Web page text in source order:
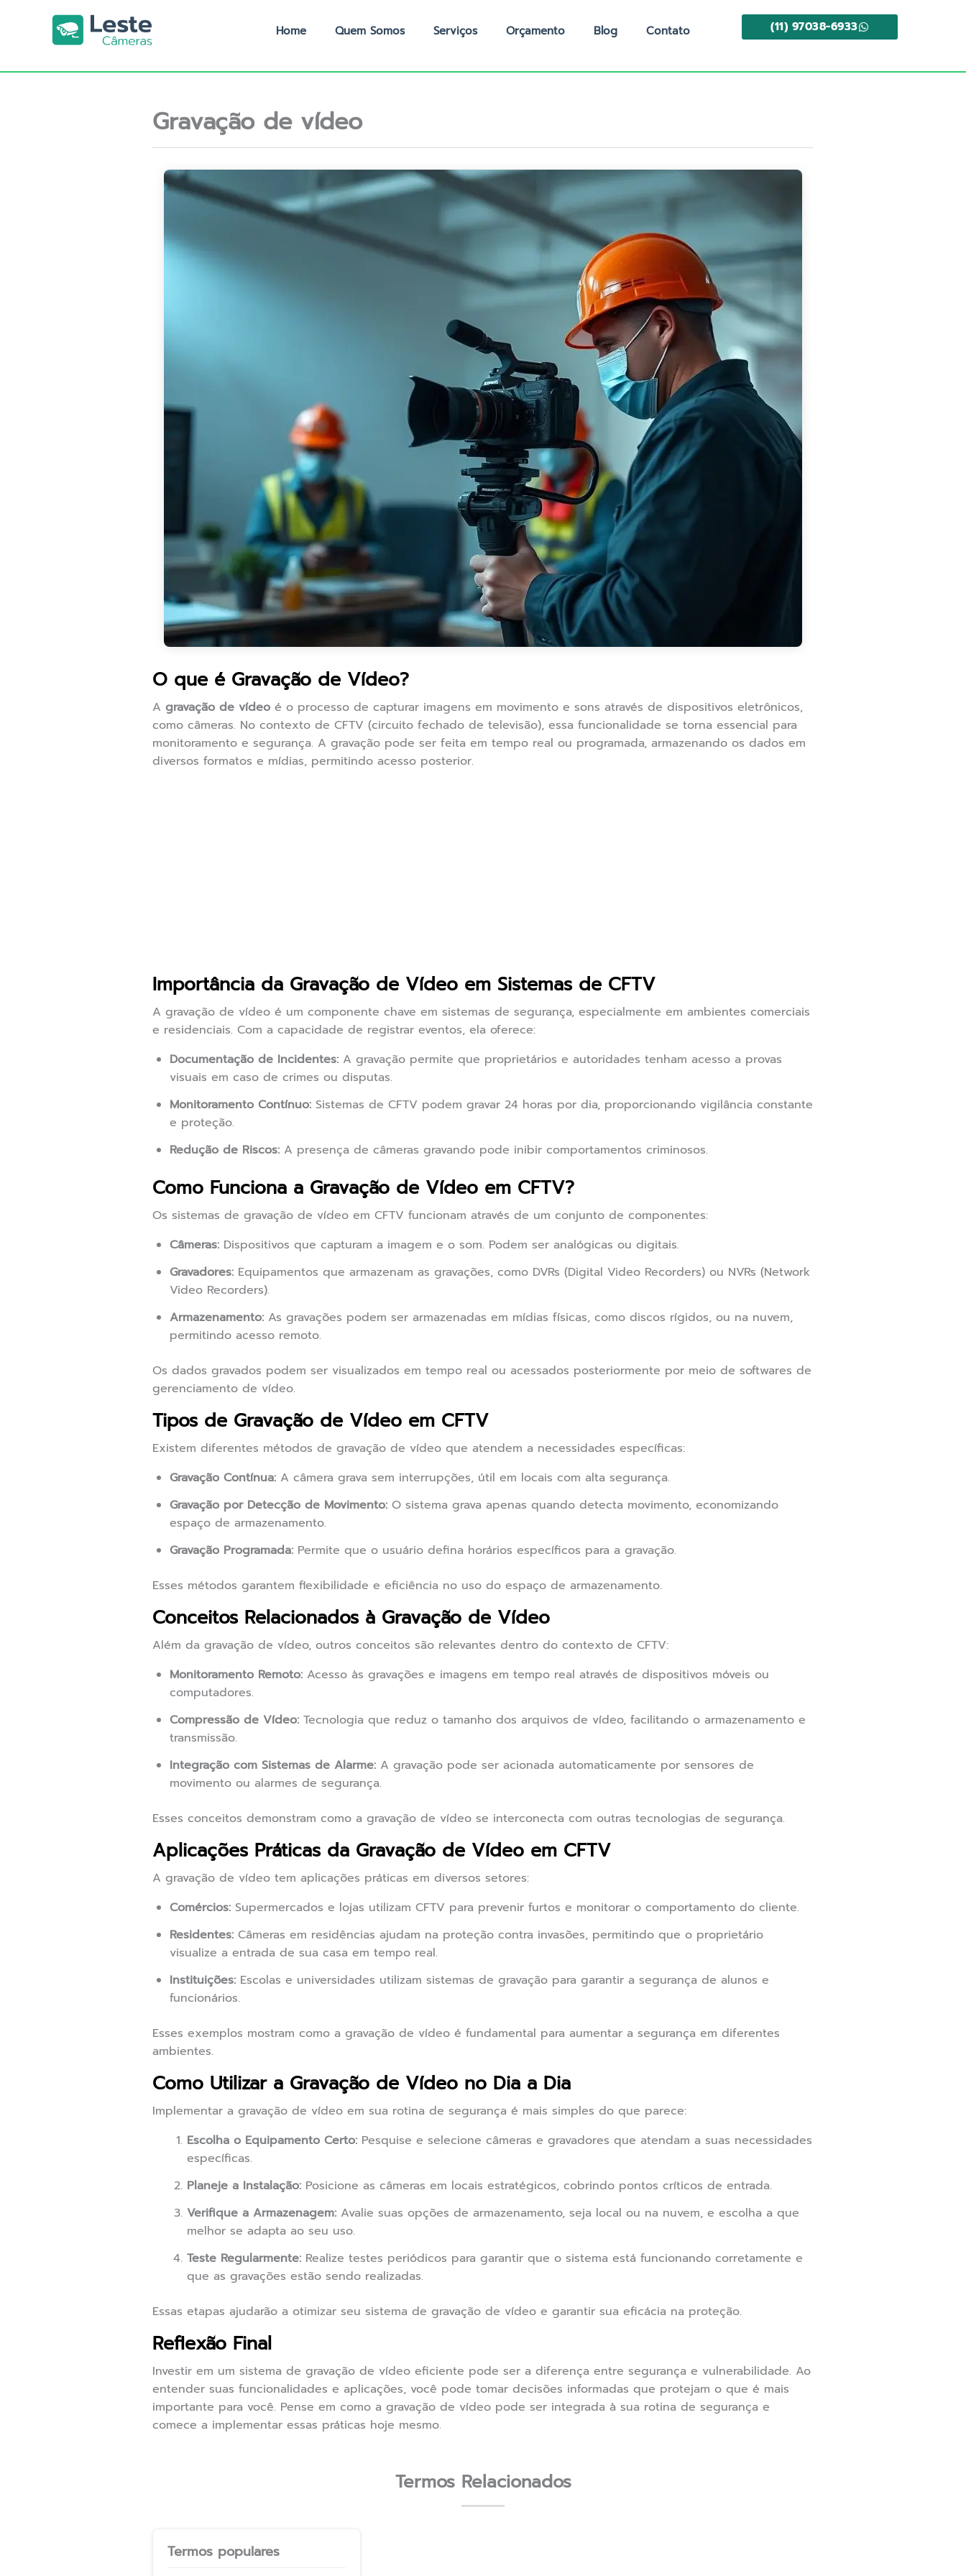
Home Quem Somos Serviços Orçamento Blog Contato (11) 97038-6933
Gravação de vídeo
O que é Gravação de Vídeo?
A gravação de vídeo é o processo de capturar imagens em movimento e sons através de dispositivos eletrônicos,
como câmeras. No contexto de CFTV (circuito fechado de televisão), essa funcionalidade se torna essencial para
monitoramento e segurança. A gravação pode ser feita em tempo real ou programada, armazenando os dados em
diversos formatos e mídias, permitindo acesso posterior.
Importância da Gravação de Vídeo em Sistemas de CFTV
A gravação de vídeo é um componente chave em sistemas de segurança, especialmente em ambientes comerciais
e residenciais. Com a capacidade de registrar eventos, ela oferece:
Documentação de Incidentes: A gravação permite que proprietários e autoridades tenham acesso a provas
visuais em caso de crimes ou disputas.
Monitoramento Contínuo: Sistemas de CFTV podem gravar 24 horas por dia, proporcionando vigilância constante
e proteção.
Redução de Riscos: A presença de câmeras gravando pode inibir comportamentos criminosos.
Como Funciona a Gravação de Vídeo em CFTV?
Os sistemas de gravação de vídeo em CFTV funcionam através de um conjunto de componentes:
Câmeras: Dispositivos que capturam a imagem e o som. Podem ser analógicas ou digitais.
Gravadores: Equipamentos que armazenam as gravações, como DVRs (Digital Video Recorders) ou NVRs (Network
Video Recorders).
Armazenamento: As gravações podem ser armazenadas em mídias físicas, como discos rígidos, ou na nuvem,
permitindo acesso remoto.
Os dados gravados podem ser visualizados em tempo real ou acessados posteriormente por meio de softwares de
gerenciamento de vídeo.
Tipos de Gravação de Vídeo em CFTV
Existem diferentes métodos de gravação de vídeo que atendem a necessidades específicas:
Gravação Contínua: A câmera grava sem interrupções, útil em locais com alta segurança.
Gravação por Detecção de Movimento: O sistema grava apenas quando detecta movimento, economizando
espaço de armazenamento.
Gravação Programada: Permite que o usuário defina horários específicos para a gravação.
Esses métodos garantem flexibilidade e eficiência no uso do espaço de armazenamento.
Conceitos Relacionados à Gravação de Vídeo
Além da gravação de vídeo, outros conceitos são relevantes dentro do contexto de CFTV:
Monitoramento Remoto: Acesso às gravações e imagens em tempo real através de dispositivos móveis ou
computadores.
Compressão de Vídeo: Tecnologia que reduz o tamanho dos arquivos de vídeo, facilitando o armazenamento e
transmissão.
Integração com Sistemas de Alarme: A gravação pode ser acionada automaticamente por sensores de
movimento ou alarmes de segurança.
Esses conceitos demonstram como a gravação de vídeo se interconecta com outras tecnologias de segurança.
Aplicações Práticas da Gravação de Vídeo em CFTV
A gravação de vídeo tem aplicações práticas em diversos setores:
Comércios: Supermercados e lojas utilizam CFTV para prevenir furtos e monitorar o comportamento do cliente.
Residentes: Câmeras em residências ajudam na proteção contra invasões, permitindo que o proprietário
visualize a entrada de sua casa em tempo real.
Instituições: Escolas e universidades utilizam sistemas de gravação para garantir a segurança de alunos e
funcionários.
Esses exemplos mostram como a gravação de vídeo é fundamental para aumentar a segurança em diferentes
ambientes.
Como Utilizar a Gravação de Vídeo no Dia a Dia
Implementar a gravação de vídeo em sua rotina de segurança é mais simples do que parece:
Escolha o Equipamento Certo: Pesquise e selecione câmeras e gravadores que atendam a suas necessidades
específicas.
Planeje a Instalação: Posicione as câmeras em locais estratégicos, cobrindo pontos críticos de entrada.
Verifique a Armazenagem: Avalie suas opções de armazenamento, seja local ou na nuvem, e escolha a que
melhor se adapta ao seu uso.
Teste Regularmente: Realize testes periódicos para garantir que o sistema está funcionando corretamente e
que as gravações estão sendo realizadas.
Essas etapas ajudarão a otimizar seu sistema de gravação de vídeo e garantir sua eficácia na proteção.
Reflexão Final
Investir em um sistema de gravação de vídeo eficiente pode ser a diferença entre segurança e vulnerabilidade. Ao
entender suas funcionalidades e aplicações, você pode tomar decisões informadas que protejam o que é mais
importante para você. Pense em como a gravação de vídeo pode ser integrada à sua rotina de segurança e
comece a implementar essas práticas hoje mesmo.
Termos Relacionados
Termos populares